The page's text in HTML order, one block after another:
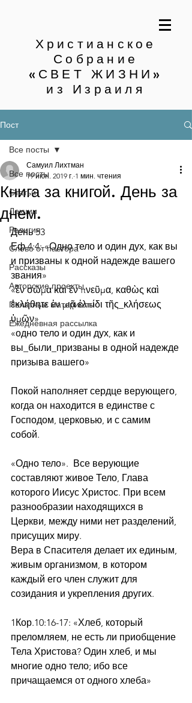
Христианское
Собрание
«СВЕТ ЖИЗНИ»
из Израиля
Пост
Все посты
Статьи
Лекции
Религия
Слово от пастора
Рассказы
Авторские проекты
Печатные материалы
Ежедневная рассылка
Все посты
Книга за книгой. День за
днем.
Самуил Лихтман
19 июн. 2019 г. 1 мин. чтения
День 53
Еф.4:4: «Одно тело и один дух, как вы
и призваны к одной надежде вашего
звания»
«ἓν σῶμα καὶ ἓν πνεῦμα, καθὼς καὶ
ἐκλήθητε ἐν μιᾷ ἐλπίδι τῆς_κλήσεως
ὑμῶν»
«одно тело и один дух, как и
вы_были_призваны в одной надежде
призыва вашего»
Покой наполняет сердце верующего,
когда он находится в единстве с
Господом, церковью, и с самим
собой.
«Одно тело».  Все верующие
составляют живое Тело, Глава
которого Иисус Христос. При всем
разнообразии находящихся в
Церкви, между ними нет разделений,
присущих миру.
Вера в Спасителя делает их единым,
живым организмом, в котором
каждый его член служит для
созидания и укрепления других.
1Кор.10:16-17: «Хлеб, который
преломляем, не есть ли приобщение
Тела Христова? Один хлеб, и мы
многие одно тело; ибо все
причащаемся от одного хлеба»